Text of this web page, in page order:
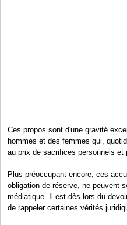
Ces propos sont d'une gravité
hommes et des femmes qui,
au prix de sacrifices personnels
Plus préoccupant encore, ces
obligation de réserve, ne peuvent
médiatique. Il est dès lors du
de rappeler certaines vérités